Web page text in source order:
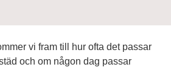
vi fram till hur ofta det passar
och om någon dag passar